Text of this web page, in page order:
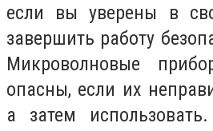
если вы уверены в
завершить работу
Микроволновые
опасны, если их
а затем